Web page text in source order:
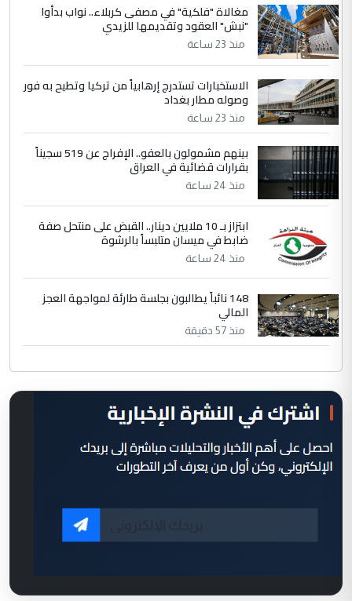
مغالاة "فلكية" في مصفى كربلاء.. نواب بدأوا
"نبش" العقود وتقديمها للزيدي
منذ 23 ساعة
الاستخبارات تستدرج إرهابياً من تركيا وتطيح به فور
وصوله مطار بغداد
منذ 23 ساعة
بينهم مشمولون بالعفو.. الإفراج عن 519 سجيناً
بقرارات قضائية في العراق
منذ 24 ساعة
ابتزاز بـ 10 ملايين دينار.. القبض على منتحل صفة
ضابط في ميسان متلبساً بالرشوة
منذ 24 ساعة
148 نائباً يطالبون بجلسة طارئة لمواجهة العجز
المالي
منذ 57 دقيقة